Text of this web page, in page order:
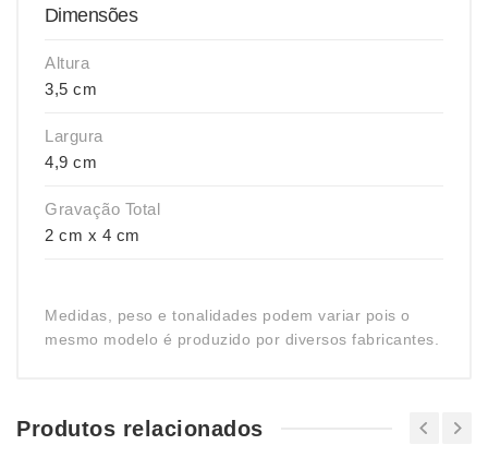
Dimensões
Altura
3,5 cm
Largura
4,9 cm
Gravação Total
2 cm x 4 cm
Medidas, peso e tonalidades podem variar pois o
mesmo modelo é produzido por diversos fabricantes.
Produtos relacionados